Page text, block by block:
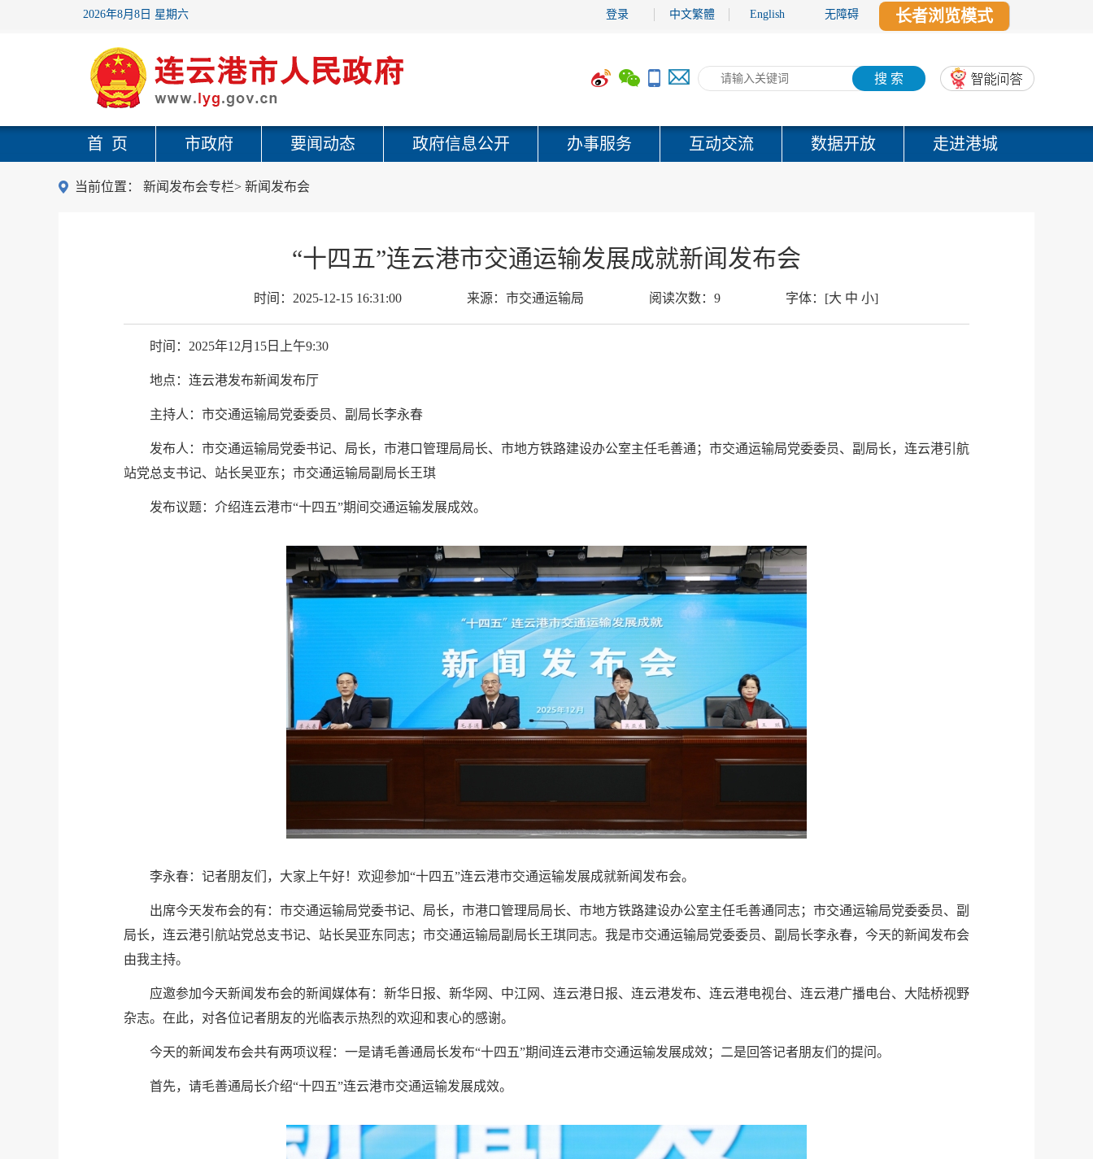
2026年8月8日 星期六 登录 中文繁體 English 无障碍 长者浏览模式
搜 索
首 页 市政府 要闻动态 政府信息公开 办事服务 互动交流 数据开放 走进港城
当前位置： 新闻发布会专栏> 新闻发布会
“十四五”连云港市交通运输发展成就新闻发布会
时间： 2025-12-15 16:31:00 来源： 市交通运输局 阅读次数： 9 字体： [大 中 小]
时间：2025年12月15日上午9:30
地点：连云港发布新闻发布厅
主持人：市交通运输局党委委员、副局长李永春
发布人：市交通运输局党委书记、局长，市港口管理局局长、市地方铁路建设办公室主任毛善通；市交通运输局党委委员、副局长，连云港引航
站党总支书记、站长吴亚东；市交通运输局副局长王琪
发布议题：介绍连云港市“十四五”期间交通运输发展成效。
李永春：记者朋友们，大家上午好！欢迎参加“十四五”连云港市交通运输发展成就新闻发布会。
出席今天发布会的有：市交通运输局党委书记、局长，市港口管理局局长、市地方铁路建设办公室主任毛善通同志；市交通运输局党委委员、副
局长，连云港引航站党总支书记、站长吴亚东同志；市交通运输局副局长王琪同志。我是市交通运输局党委委员、副局长李永春，今天的新闻发布会
由我主持。
应邀参加今天新闻发布会的新闻媒体有：新华日报、新华网、中江网、连云港日报、连云港发布、连云港电视台、连云港广播电台、大陆桥视野
杂志。在此，对各位记者朋友的光临表示热烈的欢迎和衷心的感谢。
今天的新闻发布会共有两项议程：一是请毛善通局长发布“十四五”期间连云港市交通运输发展成效；二是回答记者朋友们的提问。
首先，请毛善通局长介绍“十四五”连云港市交通运输发展成效。